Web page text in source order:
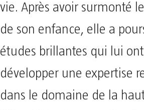
vie. Après avoir surmonté
de son enfance, elle a
études brillantes qui lui
développer une expertise
dans le domaine de la